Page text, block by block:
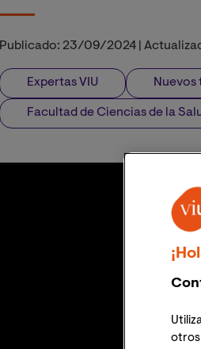
Publicado: 23/09/2024
Expertas VIU Nuevos
Facultad de Ciencias de la
otros